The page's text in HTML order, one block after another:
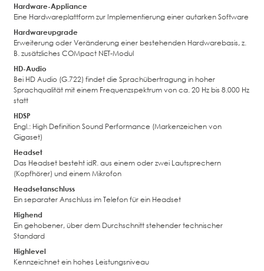
Hardware-Appliance
Eine Hardwareplattform zur Implementierung einer autarken Software
Hardwareupgrade
Erweiterung oder Veränderung einer bestehenden Hardwarebasis, z.
B. zusätzliches COMpact NET-Modul
HD-Audio
Bei HD Audio (G.722) findet die Sprachübertragung in hoher
Sprachqualität mit einem Frequenzspektrum von ca. 20 Hz bis 8.000 Hz
statt
HDSP
Engl.: High Definition Sound Performance (Markenzeichen von
Gigaset)
Headset
Das Headset besteht idR. aus einem oder zwei Lautsprechern
(Kopfhörer) und einem Mikrofon
Headsetanschluss
Ein separater Anschluss im Telefon für ein Headset
Highend
Ein gehobener, über dem Durchschnitt stehender technischer
Standard
Highlevel
Kennzeichnet ein hohes Leistungsniveau